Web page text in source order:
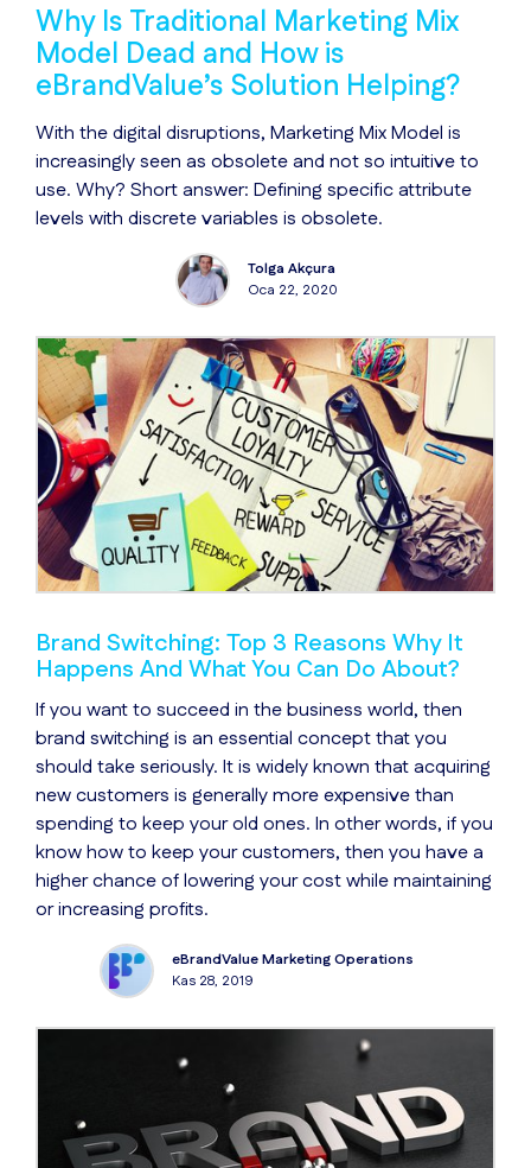
Why Is Traditional Marketing Mix
Model Dead and How is
eBrandValue’s Solution Helping?
With the digital disruptions, Marketing Mix Model is
increasingly seen as obsolete and not so intuitive to
use. Why? Short answer: Defining specific attribute
levels with discrete variables is obsolete.
Tolga Akçura
Oca 22, 2020
Brand Switching: Top 3 Reasons Why It
Happens And What You Can Do About?
If you want to succeed in the business world, then
brand switching is an essential concept that you
should take seriously. It is widely known that acquiring
new customers is generally more expensive than
spending to keep your old ones. In other words, if you
know how to keep your customers, then you have a
higher chance of lowering your cost while maintaining
or increasing profits.
eBrandValue Marketing Operations
Kas 28, 2019